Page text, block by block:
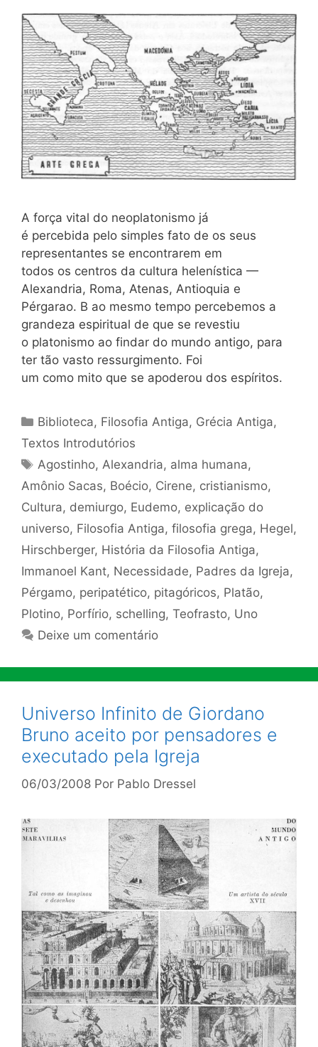
A força vital do neoplatonismo já
é percebida pelo simples fato de os seus
representantes se encontrarem em
todos os centros da cultura helenística —
Alexandria, Roma, Atenas, Antioquia e
Pérgarao. B ao mesmo tempo percebemos a
grandeza espiritual de que se revestiu
o platonismo ao findar do mundo antigo, para
ter tão vasto ressurgimento. Foi
um como mito que se apoderou dos espíritos.
Categorias
Biblioteca, Filosofia Antiga, Grécia Antiga,
Textos Introdutórios
Tags
Agostinho,Alexandria, alma humana,
Amônio Sacas, Boécio, Cirene, cristianismo,
Cultura, demiurgo, Eudemo, explicação do
universo, Filosofia Antiga, filosofia grega, Hegel,
Hirschberger, História da Filosofia Antiga,
Immanoel Kant, Necessidade, Padres da Igreja,
Pérgamo, peripatético, pitagóricos, Platão,
Plotino, Porfírio, schelling, Teofrasto, Uno
Deixe um comentário
Universo Infinito de Giordano
Bruno aceito por pensadores e
executado pela Igreja
06/03/2008 Por Pablo Dressel